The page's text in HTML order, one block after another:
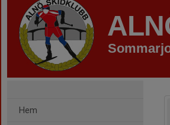
Hem